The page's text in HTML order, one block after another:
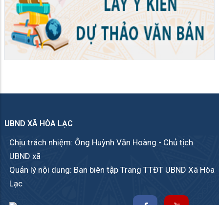
UBND XÃ HÒA LẠC
Chịu trách nhiệm: Ông Huỳnh Văn Hoàng - Chủ tịch
UBND xã
Quản lý nội dung: Ban biên tập Trang TTĐT UBND Xã Hòa
Lạc